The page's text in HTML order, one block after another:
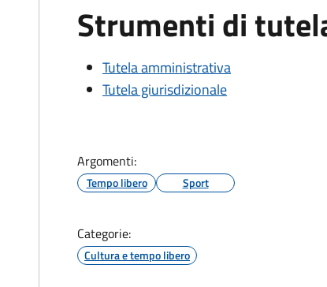
Strumenti di
Tutela amministrativa
Tutela giurisdizionale
Argomenti:
Tempo libero Sport
Categorie:
Cultura e tempo libero